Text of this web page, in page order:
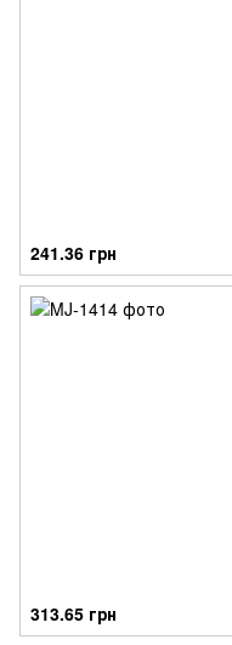
241.36 грн
313.65 грн